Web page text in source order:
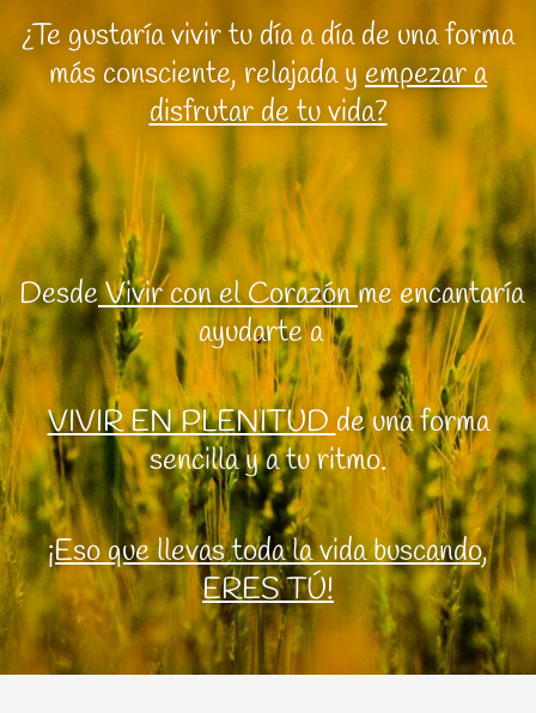
¿Te gustaría vivir tu día a día de una forma
más consciente, relajada y empezar a
disfrutar de tu vida?
DesdeVivir con el Corazónme encantaría
ayudarte a
VIVIR EN PLENITUDde una forma
sencilla y a tu ritmo.
¡Eso que llevas toda la vida buscando,
ERES TÚ!